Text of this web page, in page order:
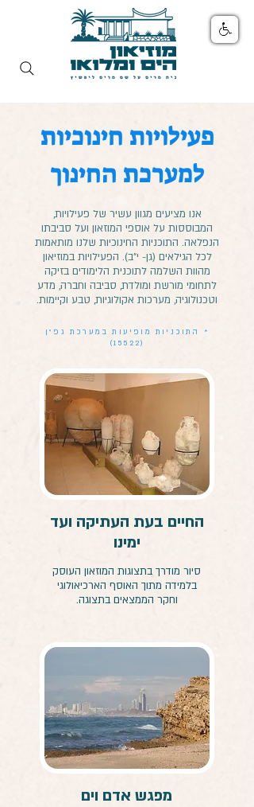
פעילויות חינוכיות
למערכת החינוך
אנו מציעים מגוון עשיר של פעילויות,
המבוססות על אוספי המוזאון ועל סביבתו
הנפלאה. התוכניות החינוכיות שלנו מותאמות
לכל הגילאים (גן- י"ב). הפעילויות במוזיאון
מהוות השלמה לתוכנית הלימודים בזיקה
לתחומי מורשת ומולדת, סביבה וחברה, מדע
וטכנולוגיה, מערכות אקולוגיות, טבע וקיימות.
* התוכניות מופיעות במערכת גפ"ן
(15522)
החיים בעת העתיקה ועד
ימינו
סיור מודרך בתצוגות המוזאון העוסק
בלמידה מתוך האוסף הארכיאולוגי
וחקר הממצאים בתצוגה.
מפגש אדם וים